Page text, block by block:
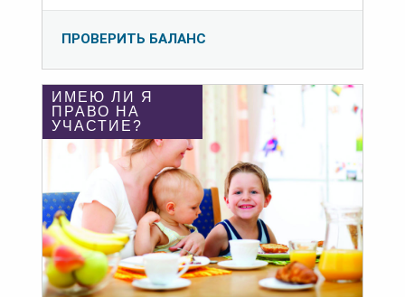
ПРОВЕРИТЬ БАЛАНС
ИМЕЮ ЛИ Я
ПРАВО НА
УЧАСТИЕ?